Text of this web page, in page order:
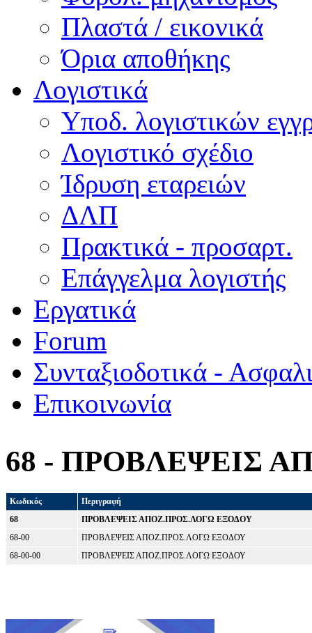
Πλαστά / εικονικά
Όρια αποθήκης
Λογιστικά
Υποδ. λογιστικών
Λογιστικό σχέδιο
Ίδρυση εταρειών
ΔΛΠ
Πρακτικά - προσαρτ.
Επάγγελμα λογιστής
Εργατικά
Forum
Συνταξιοδοτικά -
Επικοινωνία
68 - ΠΡΟΒΛΕΨΕΙΣ
Κωδικός
Περιγραφή
68
ΠΡΟΒΛΕΨΕΙΣ ΑΠΟΖ.ΠΡΟΣ.ΛΟΓΩ ΕΞΟΔΟΥ
68-00
ΠΡΟΒΛΕΨΕΙΣ ΑΠΟΖ.ΠΡΟΣ.ΛΟΓΩ ΕΞΟΔΟΥ
68-00-00
ΠΡΟΒΛΕΨΕΙΣ ΑΠΟΖ.ΠΡΟΣ.ΛΟΓΩ ΕΞΟΔΟΥ